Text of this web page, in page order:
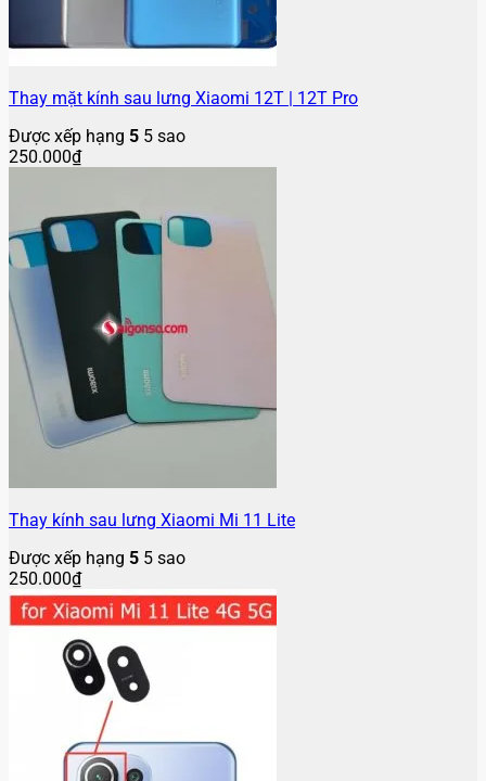
Thay mặt kính sau lưng Xiaomi 12T | 12T Pro
Được xếp hạng 5 5 sao
250.000₫
Thay kính sau lưng Xiaomi Mi 11 Lite
Được xếp hạng 5 5 sao
250.000₫